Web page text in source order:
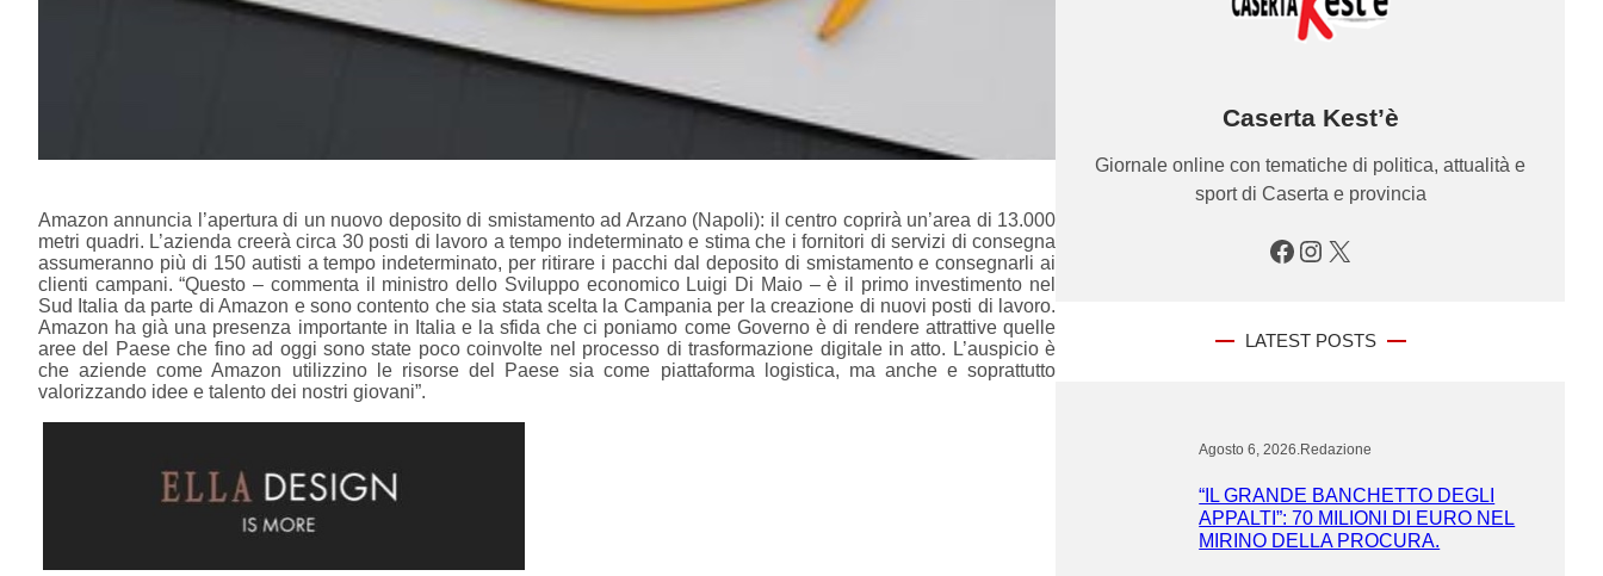
Amazon annuncia l’apertura di un nuovo deposito di smistamento ad Arzano (Napoli): il centro coprirà un’area di 13.000
metri quadri. L’azienda creerà circa 30 posti di lavoro a tempo indeterminato e stima che i fornitori di servizi di consegna
assumeranno più di 150 autisti a tempo indeterminato, per ritirare i pacchi dal deposito di smistamento e consegnarli ai
clienti campani. “Questo – commenta il ministro dello Sviluppo economico Luigi Di Maio – è il primo investimento nel
Sud Italia da parte di Amazon e sono contento che sia stata scelta la Campania per la creazione di nuovi posti di lavoro.
Amazon ha già una presenza importante in Italia e la sfida che ci poniamo come Governo è di rendere attrattive quelle
aree del Paese che fino ad oggi sono state poco coinvolte nel processo di trasformazione digitale in atto. L’auspicio è
che aziende come Amazon utilizzino le risorse del Paese sia come piattaforma logistica, ma anche e soprattutto
valorizzando idee e talento dei nostri giovani”.
Caserta Kest’è
Giornale online con tematiche di politica, attualità e
sport di Caserta e provincia
Facebook Instagram X
LATEST POSTS
Agosto 6, 2026 Redazione
“IL GRANDE BANCHETTO DEGLI
APPALTI”: 70 MILIONI DI EURO NEL
MIRINO DELLA PROCURA.